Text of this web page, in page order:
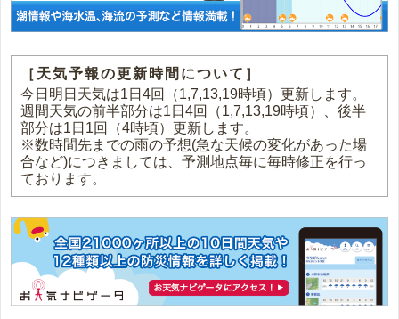
［天気予報の更新時間について］
今日明日天気は1日4回（1,7,13,19時頃）更新します。
週間天気の前半部分は1日4回（1,7,13,19時頃）、後半
部分は1日1回（4時頃）更新します。
※数時間先までの雨の予想(急な天候の変化があった場
合など)につきましては、予測地点毎に毎時修正を行っ
ております。